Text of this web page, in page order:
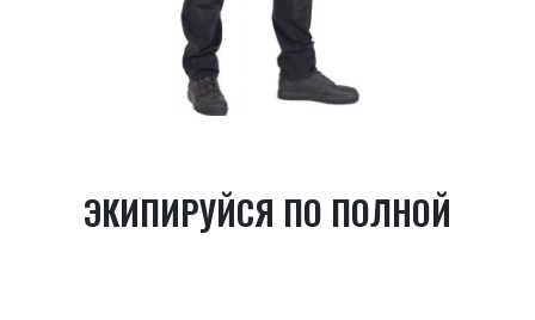
ЭКИПИРУЙСЯ ПО ПОЛНОЙ